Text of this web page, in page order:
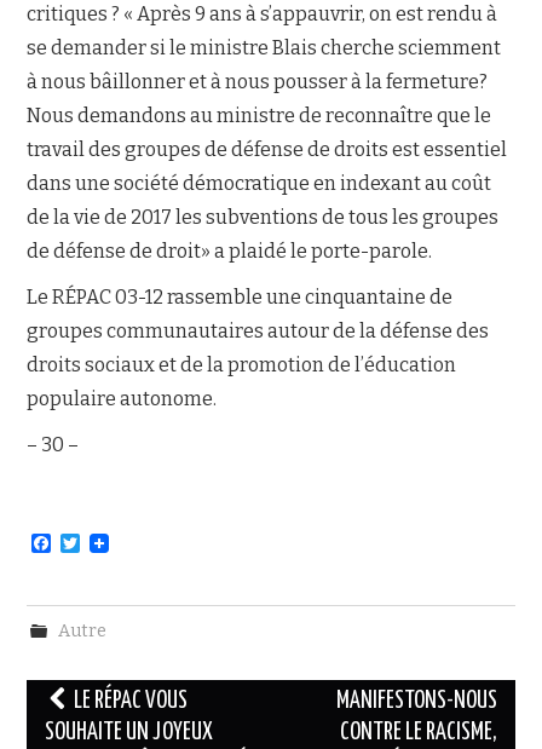
critiques ? « Après 9 ans à s’appauvrir, on est rendu à
se demander si le ministre Blais cherche sciemment
à nous bâillonner et à nous pousser à la fermeture?
Nous demandons au ministre de reconnaître que le
travail des groupes de défense de droits est essentiel
dans une société démocratique en indexant au coût
de la vie de 2017 les subventions de tous les groupes
de défense de droit» a plaidé le porte-parole.
Le RÉPAC 03-12 rassemble une cinquantaine de
groupes communautaires autour de la défense des
droits sociaux et de la promotion de l’éducation
populaire autonome.
– 30 –
F
e
b
o
k
T
t
t
e
Autre
Navigation
des
LE RÉPAC VOUS
SOUHAITE UN JOYEUX
MANIFESTONS-NOUS
CONTRE LE RACISME,